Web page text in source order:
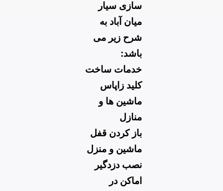
سازی سیار
میان آباد به
شرح زیر می
باشد:
خدمات ساخت
کلید زاپاس
ماشین ها و
منازل
باز کردن قفل
ماشین و منزل
نصب دزدگیر
اماکن در